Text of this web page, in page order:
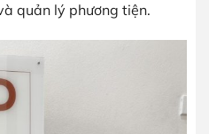
quản lý phương tiện.